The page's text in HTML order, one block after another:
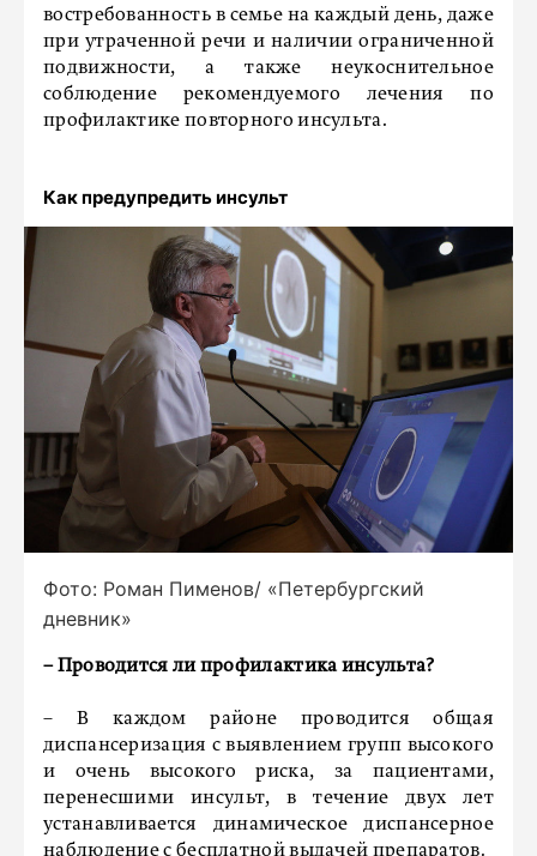
востребованность в семье на каждый день, даже
при утраченной речи и наличии ограниченной
подвижности, а также неукоснительное
соблюдение рекомендуемого лечения по
профилактике повторного инсульта.
Как предупредить инсульт
Фото: Роман Пименов/ «Петербургский
дневник»
– Проводится ли профилактика инсульта?
– В каждом районе проводится общая
диспансеризация с выявлением групп высокого
и очень высокого риска, за пациентами,
перенесшими инсульт, в течение двух лет
устанавливается динамическое диспансерное
наблюдение с бесплатной выдачей препаратов.